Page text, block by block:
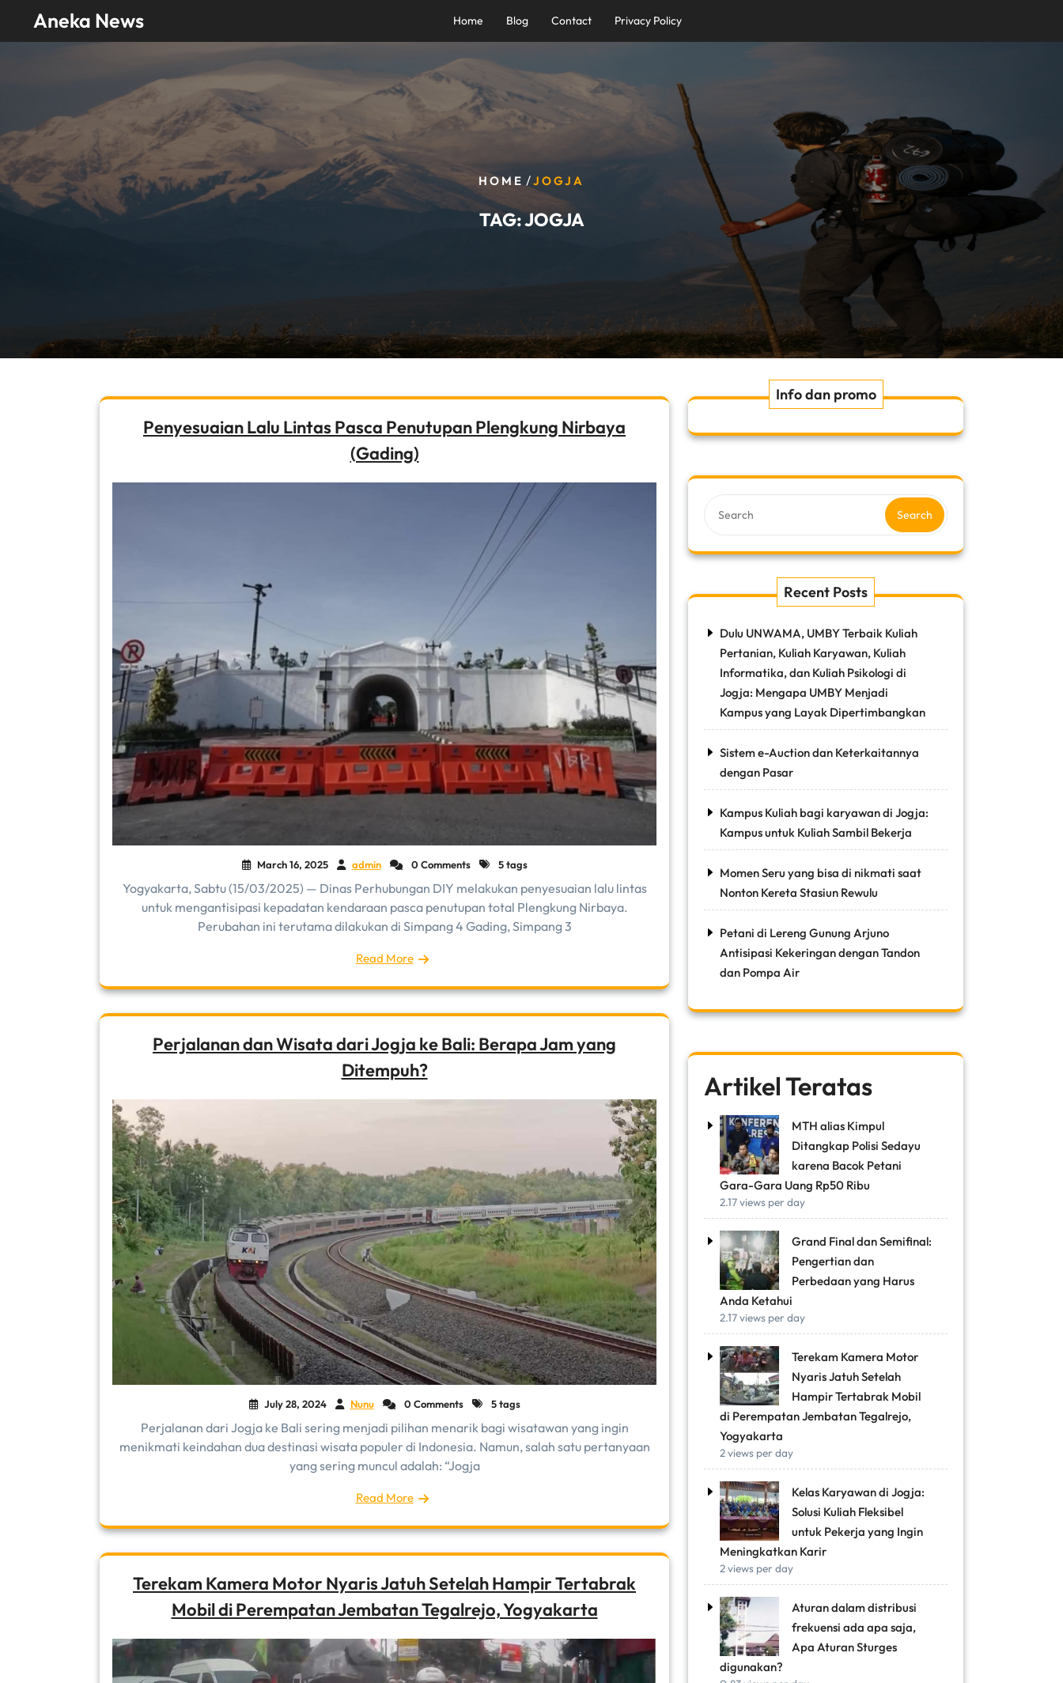
content
Aneka News Home Blog Contact Privacy Policy
HOME /JOGJA
TAG:JOGJA
Penyesuaian Lalu Lintas Pasca Penutupan Plengkung Nirbaya
(Gading)
March 16, 2025 admin 0 Comments 5 tags
Yogyakarta, Sabtu (15/03/2025) — Dinas Perhubungan DIY melakukan penyesuaian lalu lintas
untuk mengantisipasi kepadatan kendaraan pasca penutupan total Plengkung Nirbaya.
Perubahan ini terutama dilakukan di Simpang 4 Gading, Simpang 3
Read More
Perjalanan dan Wisata dari Jogja ke Bali: Berapa Jam yang
Ditempuh?
July 28, 2024 Nunu 0 Comments 5 tags
Perjalanan dari Jogja ke Bali sering menjadi pilihan menarik bagi wisatawan yang ingin
menikmati keindahan dua destinasi wisata populer di Indonesia. Namun, salah satu pertanyaan
yang sering muncul adalah: “Jogja
Read More
Terekam Kamera Motor Nyaris Jatuh Setelah Hampir Tertabrak
Mobil di Perempatan Jembatan Tegalrejo, Yogyakarta
Info dan promo
Search
Recent Posts
Dulu UNWAMA, UMBY Terbaik Kuliah
Pertanian, Kuliah Karyawan, Kuliah
Informatika, dan Kuliah Psikologi di
Jogja: Mengapa UMBY Menjadi
Kampus yang Layak Dipertimbangkan
Sistem e-Auction dan Keterkaitannya
dengan Pasar
Kampus Kuliah bagi karyawan di Jogja:
Kampus untuk Kuliah Sambil Bekerja
Momen Seru yang bisa di nikmati saat
Nonton Kereta Stasiun Rewulu
Petani di Lereng Gunung Arjuno
Antisipasi Kekeringan dengan Tandon
dan Pompa Air
Artikel Teratas
MTH alias Kimpul
Ditangkap Polisi Sedayu
karena Bacok Petani
Gara-Gara Uang Rp50 Ribu
2.17 views per day
Grand Final dan Semifinal:
Pengertian dan
Perbedaan yang Harus
Anda Ketahui
2.17 views per day
Terekam Kamera Motor
Nyaris Jatuh Setelah
Hampir Tertabrak Mobil
di Perempatan Jembatan Tegalrejo,
Yogyakarta
2 views per day
Kelas Karyawan di Jogja:
Solusi Kuliah Fleksibel
untuk Pekerja yang Ingin
Meningkatkan Karir
2 views per day
Aturan dalam distribusi
frekuensi ada apa saja,
Apa Aturan Sturges
digunakan?